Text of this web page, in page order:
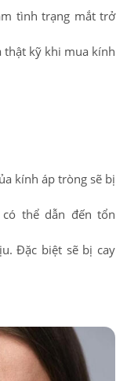
tình trạng mắt trở
thật kỹ khi mua kính
kính áp tròng sẽ bị
thể dẫn đến tổn
Đặc biệt sẽ bị cay